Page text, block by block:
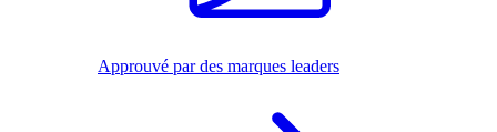
Approuvé par des marques leaders